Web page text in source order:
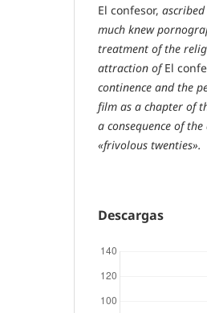
El confesor,
much knew
treatment of the
attraction ofEl
continence and the
film as a chapter of
a consequence of
«frivolous twenties».
Descargas